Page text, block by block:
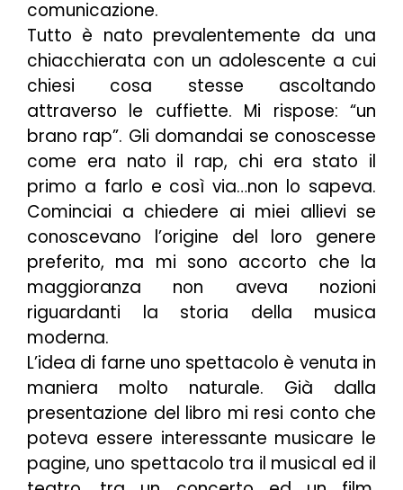
comunicazione.
Tutto è nato prevalentemente da una
chiacchierata con un adolescente a cui
chiesi cosa stesse ascoltando
attraverso le cuffiette. Mi rispose: “un
brano rap”. Gli domandai se conoscesse
come era nato il rap, chi era stato il
primo a farlo e così via…non lo sapeva.
Cominciai a chiedere ai miei allievi se
conoscevano l’origine del loro genere
preferito, ma mi sono accorto che la
maggioranza non aveva nozioni
riguardanti la storia della musica
moderna.
L’idea di farne uno spettacolo è venuta in
maniera molto naturale. Già dalla
presentazione del libro mi resi conto che
poteva essere interessante musicare le
pagine, uno spettacolo tra il musical ed il